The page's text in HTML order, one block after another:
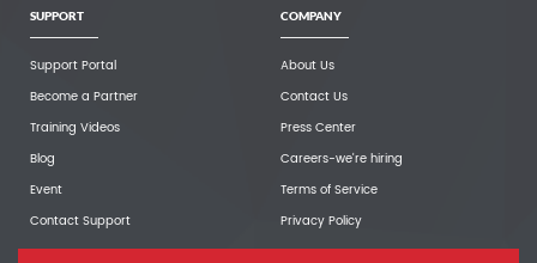
SUPPORT
Support Portal
Become a Partner
Training Videos
Blog
Event
Contact Support
COMPANY
About Us
Contact Us
Press Center
Careers-we're hiring
Terms of Service
Privacy Policy